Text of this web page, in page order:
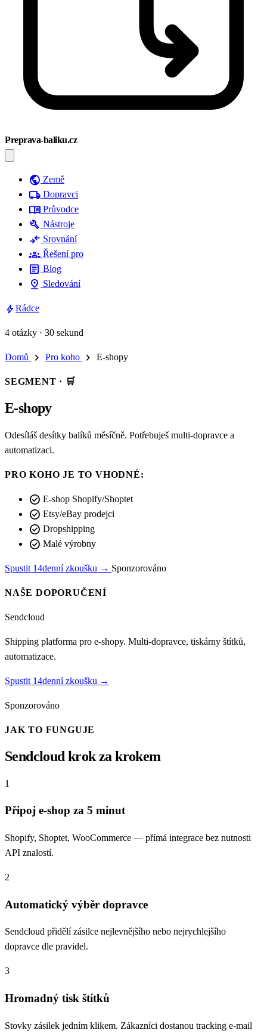
Preprava-baliku.cz
public Země
local_shipping Dopravci
menu_book Průvodce
build Nástroje
compare_arrows Srovnání
groups Řešení pro
article Blog
pin_drop Sledování
boltRádce
4 otázky · 30 sekund
Domů chevron_right Pro koho chevron_right E-shopy
SEGMENT · 🛒
E-shopy
Odesíláš desítky balíků měsíčně. Potřebuješ multi-dopravce a
automatizaci.
PRO KOHO JE TO VHODNÉ:
check_circle E-shop Shopify/Shoptet
check_circle Etsy/eBay prodejci
check_circle Dropshipping
check_circle Malé výrobny
Spustit 14denní zkoušku → Sponzorováno
NAŠE DOPORUČENÍ
Sendcloud
Shipping platforma pro e-shopy. Multi-dopravce, tiskárny štítků,
automatizace.
Spustit 14denní zkoušku →
Sponzorováno
JAK TO FUNGUJE
Sendcloud krok za krokem
1
Připoj e-shop za 5 minut
Shopify, Shoptet, WooCommerce — přímá integrace bez nutnosti
API znalostí.
2
Automatický výběr dopravce
Sendcloud přidělí zásilce nejlevnějšího nebo nejrychlejšího
dopravce dle pravidel.
3
Hromadný tisk štítků
Stovky zásilek jedním klikem. Zákazníci dostanou tracking e-mail